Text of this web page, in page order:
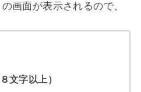
画面が表示されるので、
文字以上）